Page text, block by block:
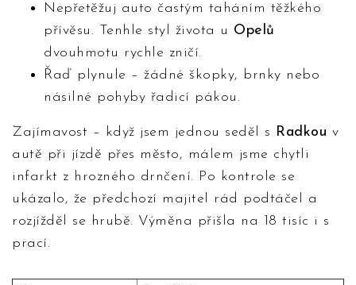
Nepřetěžuj auto častým taháním těžkého
přívěsu. Tenhle styl života u Opelů
dvouhmotu rychle zničí.
Řaď plynule – žádné škopky, brnky nebo
násilné pohyby řadicí pákou.
Zajímavost – když jsem jednou seděl s Radkou v
autě při jízdě přes město, málem jsme chytli
infarkt z hrozného drnčení. Po kontrole se
ukázalo, že předchozí majitel rád podtáčel a
rozjížděl se hrubě. Výměna přišla na 18 tisíc i s
prací.